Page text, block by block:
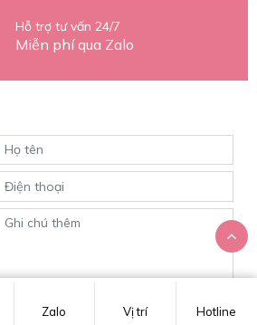
Hỗ trợ tư vấn 24/7
Miễn phí qua Zalo
Zalo Vị trí Hotline